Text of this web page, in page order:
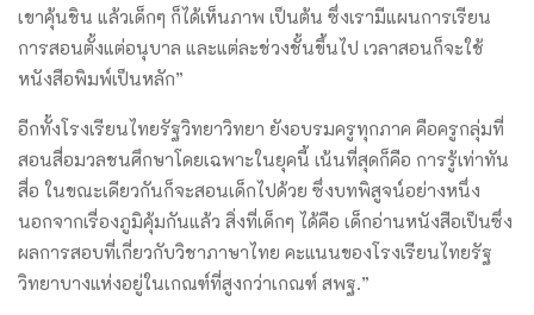
เขาคุ้นชิน แล้วเด็กๆ ก็ได้เห็นภาพ เป็นต้น ซึ่งเรามีแผนการเรียน
การสอนตั้งแต่อนุบาล และแต่ละช่วงชั้นขึ้นไป เวลาสอนก็จะใช้
หนังสือพิมพ์เป็นหลัก”
อีกทั้งโรงเรียนไทยรัฐวิทยาวิทยา ยังอบรมครูทุกภาค คือครูกลุ่มที่
สอนสื่อมวลชนศึกษาโดยเฉพาะในยุคนี้ เน้นที่สุดก็คือ การรู้เท่าทัน
สื่อ ในขณะเดียวกันก็จะสอนเด็กไปด้วย ซึ่งบทพิสูจน์อย่างหนึ่ง
นอกจากเรื่องภูมิคุ้มกันแล้ว สิ่งที่เด็กๆ ได้คือ เด็กอ่านหนังสือเป็นซึ่ง
ผลการสอบที่เกี่ยวกับวิชาภาษาไทย คะแนนของโรงเรียนไทยรัฐ
วิทยาบางแห่งอยู่ในเกณฑ์ที่สูงกว่าเกณฑ์ สพฐ.”